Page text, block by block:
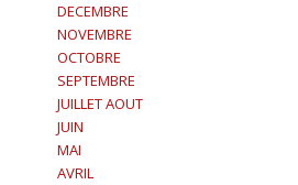
DECEMBRE
NOVEMBRE
OCTOBRE
SEPTEMBRE
JUILLET AOUT
JUIN
MAI
AVRIL